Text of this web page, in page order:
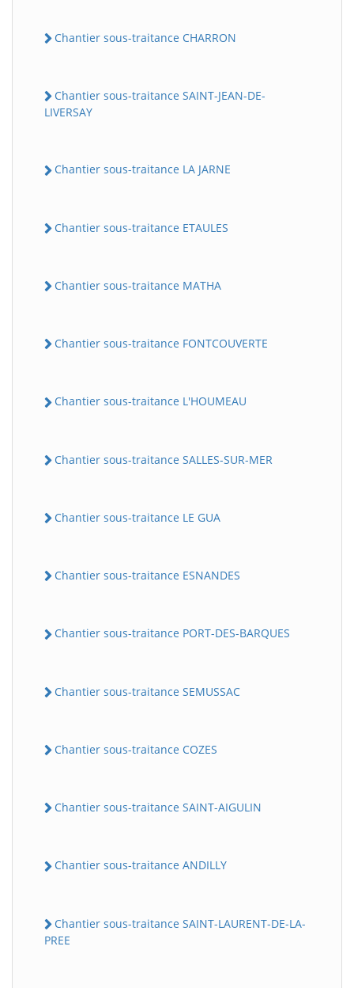
Chantier sous-traitance CHARRON
Chantier sous-traitance SAINT-JEAN-DE-
LIVERSAY
Chantier sous-traitance LA JARNE
Chantier sous-traitance ETAULES
Chantier sous-traitance MATHA
Chantier sous-traitance FONTCOUVERTE
Chantier sous-traitance L'HOUMEAU
Chantier sous-traitance SALLES-SUR-MER
Chantier sous-traitance LE GUA
Chantier sous-traitance ESNANDES
Chantier sous-traitance PORT-DES-BARQUES
Chantier sous-traitance SEMUSSAC
Chantier sous-traitance COZES
Chantier sous-traitance SAINT-AIGULIN
Chantier sous-traitance ANDILLY
Chantier sous-traitance SAINT-LAURENT-DE-LA-
PREE